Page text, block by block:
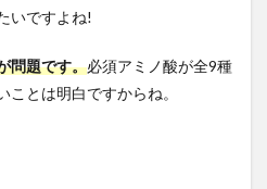
いですよね!
問題です。必須アミノ酸が全9種
とは明白ですからね。